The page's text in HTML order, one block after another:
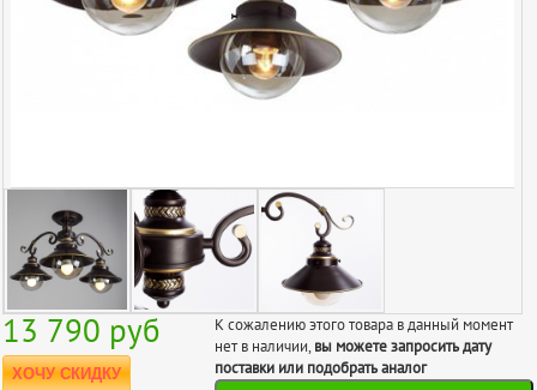
13 790 руб
ХОЧУ СКИДКУ
К сожалению этого товара в данный момент
нет в наличии,вы можете запросить дату
поставки или подобрать аналог